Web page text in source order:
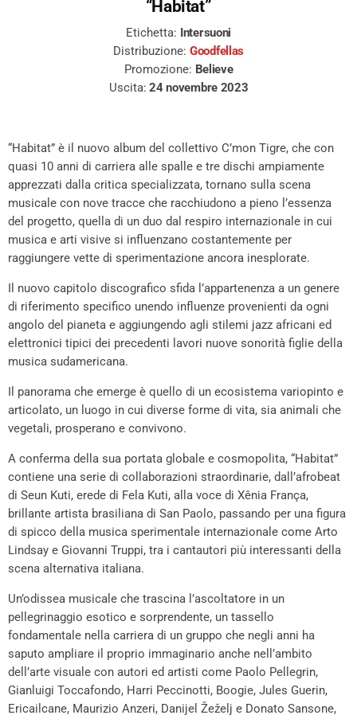
“Habitat”
Etichetta: Intersuoni
Distribuzione: Goodfellas
Promozione: Believe
Uscita: 24 novembre 2023
“Habitat” è il nuovo album del collettivo C’mon Tigre, che con
quasi 10 anni di carriera alle spalle e tre dischi ampiamente
apprezzati dalla critica specializzata, tornano sulla scena
musicale con nove tracce che racchiudono a pieno l’essenza
del progetto, quella di un duo dal respiro internazionale in cui
musica e arti visive si influenzano costantemente per
raggiungere vette di sperimentazione ancora inesplorate.
Il nuovo capitolo discografico sfida l’appartenenza a un genere
di riferimento specifico unendo influenze provenienti da ogni
angolo del pianeta e aggiungendo agli stilemi jazz africani ed
elettronici tipici dei precedenti lavori nuove sonorità figlie della
musica sudamericana.
Il panorama che emerge è quello di un ecosistema variopinto e
articolato, un luogo in cui diverse forme di vita, sia animali che
vegetali, prosperano e convivono.
A conferma della sua portata globale e cosmopolita, “Habitat”
contiene una serie di collaborazioni straordinarie, dall’afrobeat
di Seun Kuti, erede di Fela Kuti, alla voce di Xênia França,
brillante artista brasiliana di San Paolo, passando per una figura
di spicco della musica sperimentale internazionale come Arto
Lindsay e Giovanni Truppi, tra i cantautori più interessanti della
scena alternativa italiana.
Un’odissea musicale che trascina l’ascoltatore in un
pellegrinaggio esotico e sorprendente, un tassello
fondamentale nella carriera di un gruppo che negli anni ha
saputo ampliare il proprio immaginario anche nell’ambito
dell’arte visuale con autori ed artisti come Paolo Pellegrin,
Gianluigi Toccafondo, Harri Peccinotti, Boogie, Jules Guerin,
Ericailcane, Maurizio Anzeri, Danijel Žeželj e Donato Sansone,